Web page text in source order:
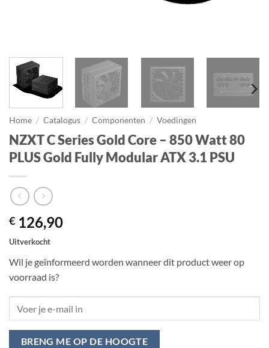
Home / Catalogus / Componenten / Voedingen
NZXT C Series Gold Core – 850 Watt 80
PLUS Gold Fully Modular ATX 3.1 PSU
€ 126,90
Uitverkocht
Wil je geïnformeerd worden wanneer dit product weer op
voorraad is?
BRENG ME OP DE HOOGTE